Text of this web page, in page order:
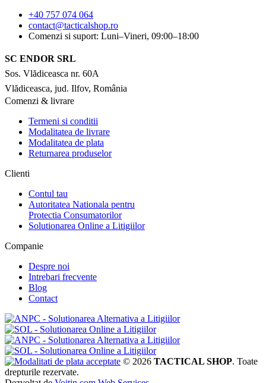
+40 757 074 064
contact@tacticalshop.ro
Comenzi si suport: Luni–Vineri, 09:00–18:00
SC ENDOR SRL
Sos. Vlădiceasca nr. 60A
Vlădiceasca, jud. Ilfov, România
Comenzi & livrare
Termeni si conditii
Modalitatea de livrare
Modalitatea de plata
Returnarea produselor
Clienti
Contul tau
Autoritatea Nationala pentru
Protectia Consumatorilor
Solutionarea Online a Litigiilor
Companie
Despre noi
Intrebari frecvente
Blog
Contact
© 2026 TACTICAL SHOP. Toate
drepturile rezervate.